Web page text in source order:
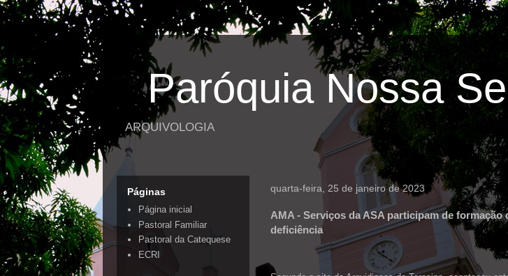
Paróquia Nossa
ARQUIVOLOGIA
quarta-feira, 25 de janeiro de 2023
AMA - Serviços da ASA participam de
deficiência
Páginas
Página inicial
Pastoral Familiar
Pastoral da Catequese
ECRI